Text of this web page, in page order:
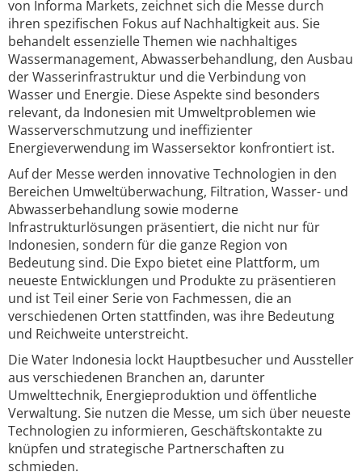
von Informa Markets, zeichnet sich die Messe durch
ihren spezifischen Fokus auf Nachhaltigkeit aus. Sie
behandelt essenzielle Themen wie nachhaltiges
Wassermanagement, Abwasserbehandlung, den Ausbau
der Wasserinfrastruktur und die Verbindung von
Wasser und Energie. Diese Aspekte sind besonders
relevant, da Indonesien mit Umweltproblemen wie
Wasserverschmutzung und ineffizienter
Energieverwendung im Wassersektor konfrontiert ist.
Auf der Messe werden innovative Technologien in den
Bereichen Umweltüberwachung, Filtration, Wasser- und
Abwasserbehandlung sowie moderne
Infrastrukturlösungen präsentiert, die nicht nur für
Indonesien, sondern für die ganze Region von
Bedeutung sind. Die Expo bietet eine Plattform, um
neueste Entwicklungen und Produkte zu präsentieren
und ist Teil einer Serie von Fachmessen, die an
verschiedenen Orten stattfinden, was ihre Bedeutung
und Reichweite unterstreicht.
Die Water Indonesia lockt Hauptbesucher und Aussteller
aus verschiedenen Branchen an, darunter
Umwelttechnik, Energieproduktion und öffentliche
Verwaltung. Sie nutzen die Messe, um sich über neueste
Technologien zu informieren, Geschäftskontakte zu
knüpfen und strategische Partnerschaften zu
schmieden.